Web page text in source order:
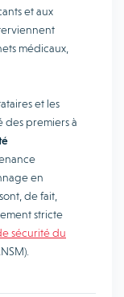
et aux
médicaux,
et les
des premiers à
en
de fait,
stricte
sécurité du